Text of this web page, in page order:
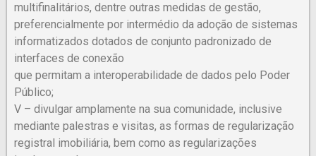
multifinalitários, dentre outras medidas de gestão,
preferencialmente por intermédio da adoção de sistemas
informatizados dotados de conjunto padronizado de
interfaces de conexão
que permitam a interoperabilidade de dados pelo Poder
Público;
V – divulgar amplamente na sua comunidade, inclusive
mediante palestras e visitas, as formas de regularização
registral imobiliária, bem como as regularizações